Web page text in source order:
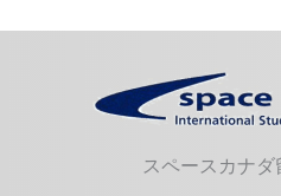
スペースカナ